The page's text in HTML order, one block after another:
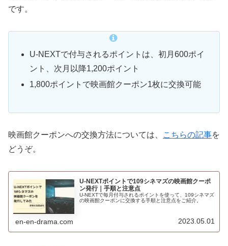
です。
U-NEXTで付与されるポイントは、初月600ポイ
ント、次月以降1,200ポイント
1,800ポイントで映画館クーポン1枚に交換可能
映画館クーポンへの交換方法については、 こちらの記事を
どうぞ。
U-NEXTポイントで109シネマズの映画館クーポ
ン発行｜手順と注意点
U-NEXTで毎月付与されるポイントを使って、109シネマズ
の映画館クーポンに交換する手順と注意点をご紹介。
en-en-drama.com 2023.05.01